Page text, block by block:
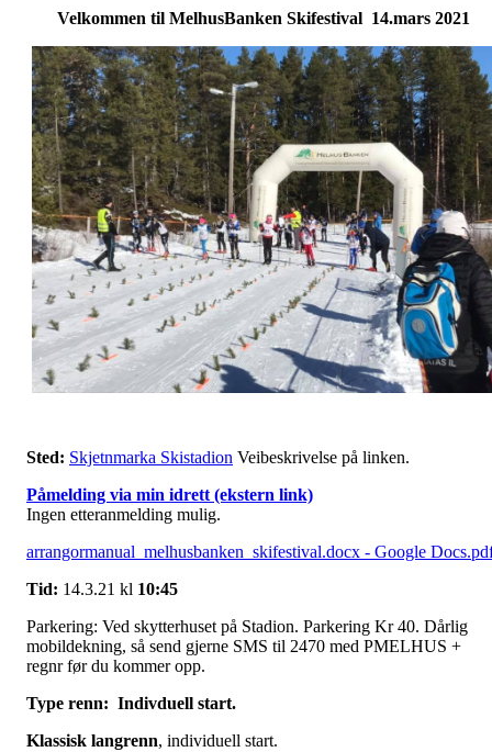
Velkommen til MelhusBanken Skifestival 14.mars 2021
Sted: Skjetnmarka Skistadion Veibeskrivelse på linken.
Påmelding via min idrett (ekstern link)
Ingen etteranmelding mulig.
arrangormanual_melhusbanken_skifestival.docx - Google
Tid: 14.3.21 kl 10:45
Parkering: Ved skytterhuset på Stadion. Parkering Kr 40. Dårlig
mobildekning, så send gjerne SMS til 2470 med PMELHUS +
regnr før du kommer opp.
Type renn: Indivduell start.
Klassisk langrenn, individuell start.